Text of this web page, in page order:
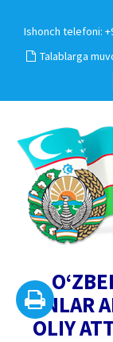
Ishonch telefoni:
Talablarga
FANLAR
OLIY